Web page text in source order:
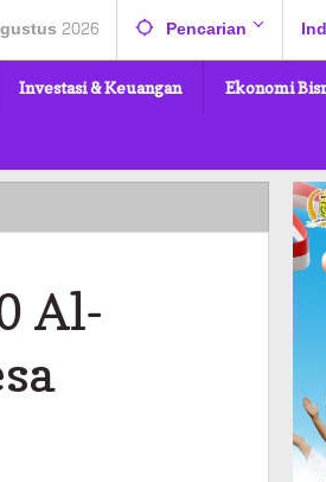
2026 Pencarian
Investasi & Keuangan Ekonomi
Al-